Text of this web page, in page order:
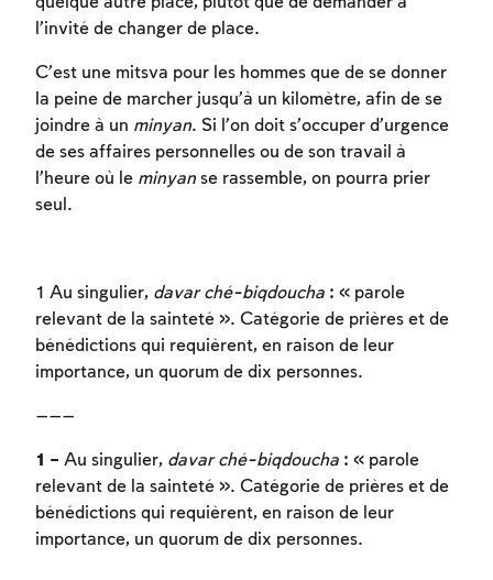
l’invité de changer de place.
C’est une mitsva pour les hommes que de se donner
la peine de marcher jusqu’à un kilomètre, afin de se
joindre à un minyan. Si l’on doit s’occuper d’urgence
de ses affaires personnelles ou de son travail à
l’heure où le minyan se rassemble, on pourra prier
seul.
1 Au singulier, davar ché-biqdoucha : « parole
relevant de la sainteté ». Catégorie de prières et de
bénédictions qui requièrent, en raison de leur
importance, un quorum de dix personnes.
———
1 – Au singulier, davar ché-biqdoucha : « parole
relevant de la sainteté ». Catégorie de prières et de
bénédictions qui requièrent, en raison de leur
importance, un quorum de dix personnes.